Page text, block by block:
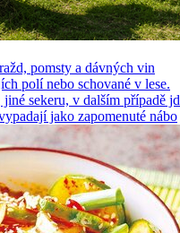
pomsty a dávných vin
polí nebo schované v lese.
sekeru, v dalším případě
jako zapomenuté nábo